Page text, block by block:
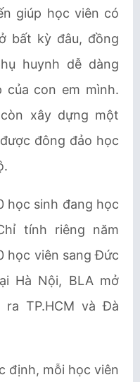
giúp học viên có
bất kỳ đâu, đồng
huynh dễ dàng
con em mình.
xây dựng một
đông đảo học
học sinh đang học
tính riêng năm
học viên sang Đức
Hà Nội, BLA mở
TP.HCM và Đà
định, mỗi học viên